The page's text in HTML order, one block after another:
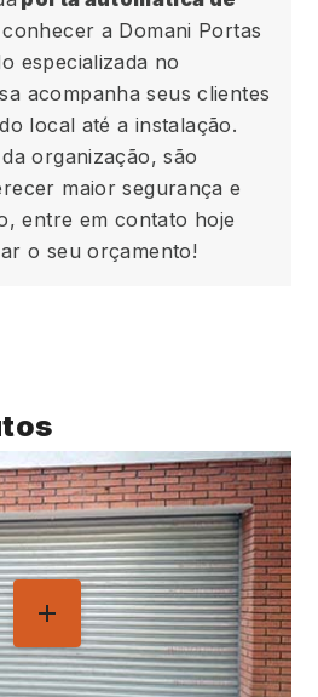
a Domani Portas
especializada no
acompanha seus clientes
local até a instalação.
organização, são
maior segurança e
entre em contato hoje
o seu orçamento!